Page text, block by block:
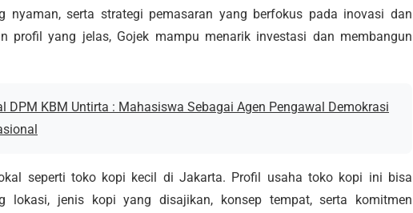
nyaman, serta strategi pemasaran yang berfokus pada inovasi dan
profil yang jelas, Gojek mampu menarik investasi dan membangun
DPM KBM Untirta : Mahasiswa Sebagai Agen Pengawal Demokrasi
seperti toko kopi kecil di Jakarta. Profil usaha toko kopi ini bisa
lokasi, jenis kopi yang disajikan, konsep tempat, serta komitmen